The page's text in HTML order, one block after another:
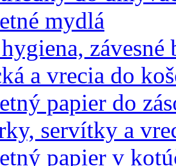
mydlá
závesné
a vrecia do
papier do
servítky a
papier v